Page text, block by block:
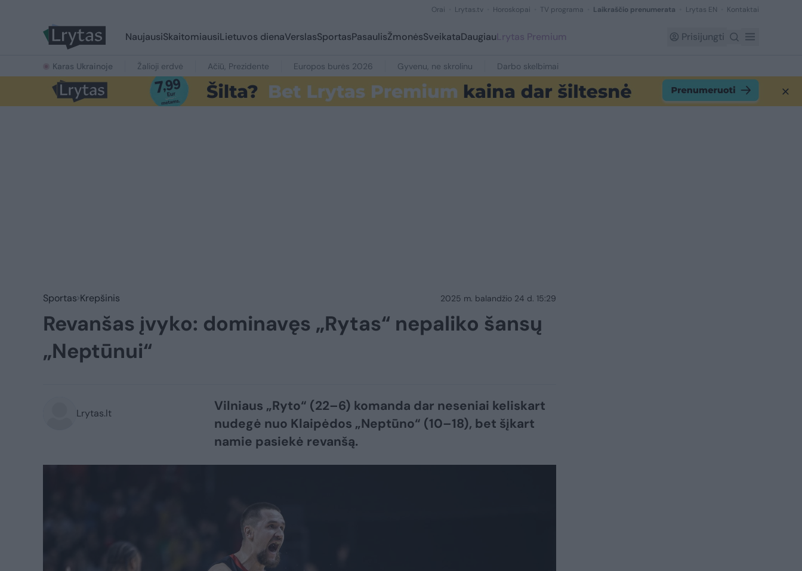
Orai Lrytas.tv Horoskopai TV programa Laikraščio prenumerata Lrytas EN Kontaktai
NaujausiSkaitomiausiLietuvos dienaVerslasSportasPasaulisŽmonėsSveikataDaugiauLrytas Premium Prisijungti
Karas Ukrainoje Žalioji erdvė Ačiū, Prezidente Europos burės 2026 Gyvenu, ne skrolinu Darbo skelbimai
Sportas Krepšinis 2025 m. balandžio 24 d. 15:29
Revanšas įvyko: dominavęs „Rytas“ nepaliko šansų
„Neptūnui“
Lrytas.lt
Vilniaus „Ryto“ (22–6) komanda dar neseniai keliskart
nudegė nuo Klaipėdos „Neptūno“ (10–18), bet šįkart
namie pasiekė revanšą.